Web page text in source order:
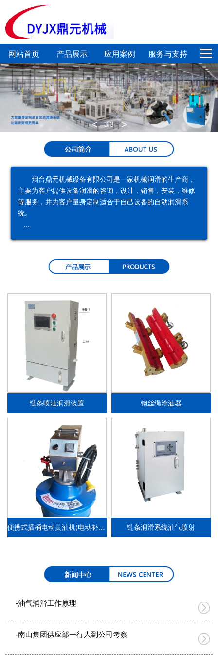
网站首页 产品展示
电
动
润
滑
定
量
加
注
系
集
中
润
滑
系
链
条
润
滑
系
喷
系
统
气
泵
润
器
专
应用案例 服务与支持
新闻中心 关于我们
联系我们
3/3
< >
烟台鼎元机械设备有限公司是一家机械润滑的生产商，
主要为客户提供设备润滑的咨询，设计，销售，安装，维修
等服务，并为客户量身定制适合于自己设备的自动润滑系
统。
链条喷油润滑装置 钢丝绳涂油器
便携式插桶电动黄油机(电动补脂泵） 链条润滑系统油气喷射
-油气润滑工作原理
-南山集团供应部一行人到公司考察